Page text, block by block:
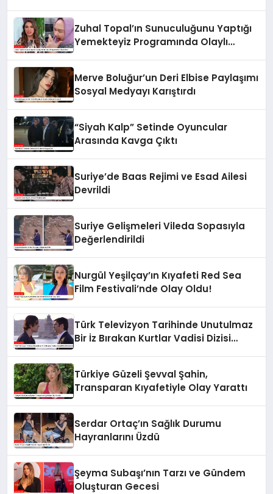
Zuhal Topal’ın Sunuculuğunu Yaptığı
Yemekteyiz Programında Olaylı
Merve Boluğur’un Deri Elbise Paylaşımı
Sosyal Medyayı Karıştırdı
“Siyah Kalp” Setinde Oyuncular
Arasında Kavga Çıktı
Suriye’de Baas Rejimi ve Esad Ailesi
Devrildi
Suriye Gelişmeleri Vileda Sopasıyla
Değerlendirildi
Nurgül Yeşilçay’ın Kıyafeti Red Sea
Film Festivali’nde Olay Oldu!
Türk Televizyon Tarihinde Unutulmaz
Bir İz Bırakan Kurtlar Vadisi Dizisi
Türkiye Güzeli Şevval Şahin,
Transparan Kıyafetiyle Olay Yarattı
Serdar Ortaç’ın Sağlık Durumu
Hayranlarını Üzdü
Şeyma Subaşı’nın Tarzı ve Gündem
Oluşturan Gecesi